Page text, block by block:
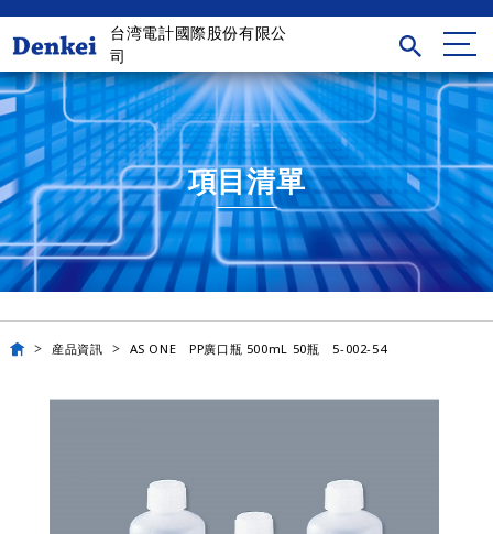
台湾電計國際股份有限公
司
項目清單
産品資訊 AS ONE PP廣口瓶 500mL 50瓶 5-002-54